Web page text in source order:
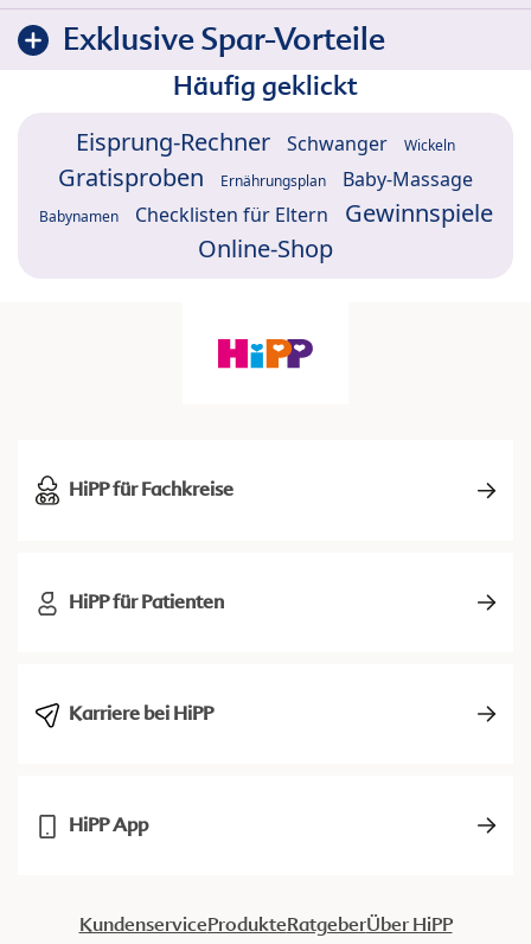
Exklusive Spar-Vorteile
Häufig geklickt
Eisprung-Rechner Schwanger Wickeln
Gratisproben Ernährungsplan Baby-Massage
Babynamen Checklisten für Eltern
Gewinnspiele
Online-Shop
HiPP für Fachkreise
HiPP für Patienten
Karriere bei HiPP
HiPP App
KundenserviceProdukteRatgeberÜber HiPP